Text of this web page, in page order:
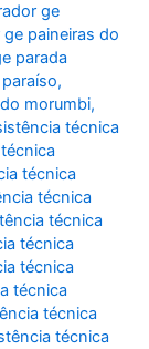
ge
paineiras do
parada
,
morumbi,
técnica
técnica
técnica
técnica
técnica
técnica
técnica
técnica
técnica